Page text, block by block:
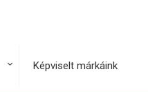
Képviselt márkáink